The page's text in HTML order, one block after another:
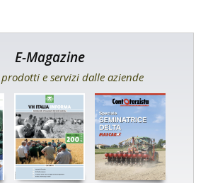
E-Magazine
prodotti e servizi dalle aziende